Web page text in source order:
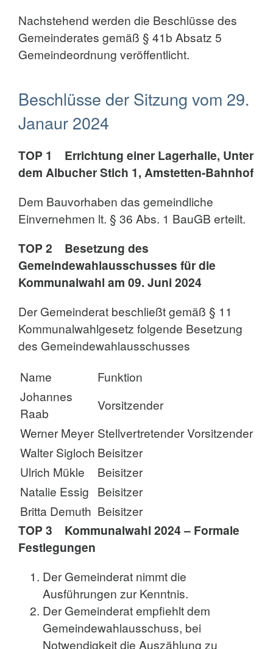
Nachstehend werden die Beschlüsse des
Gemeinderates gemäß § 41b Absatz 5
Gemeindeordnung veröffentlicht.
Beschlüsse der Sitzung vom 29.
Janaur 2024
TOP 1 Errichtung einer Lagerhalle, Unter
dem Albucher Stich 1, Amstetten-Bahnhof
Dem Bauvorhaben das gemeindliche
Einvernehmen lt. § 36 Abs. 1 BauGB erteilt.
TOP 2 Besetzung des
Gemeindewahlausschusses für die
Kommunalwahl am 09. Juni 2024
Der Gemeinderat beschließt gemäß § 11
Kommunalwahlgesetz folgende Besetzung
des Gemeindewahlausschusses
Name
Funktion
Johannes
Raab
Vorsitzender
Werner Meyer Stellvertretender Vorsitzender
Walter Sigloch Beisitzer
Ulrich Mükle
Beisitzer
Natalie Essig Beisitzer
Britta Demuth Beisitzer
TOP 3 Kommunalwahl 2024 – Formale
Festlegungen
Der Gemeinderat nimmt die
Ausführungen zur Kenntnis.
Der Gemeinderat empfiehlt dem
Gemeindewahlausschuss, bei
Notwendigkeit die Auszählung zu